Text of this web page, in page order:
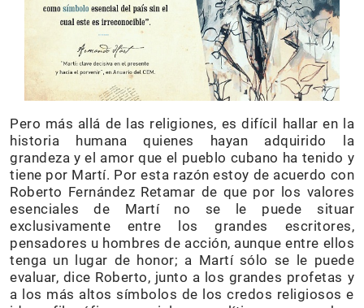
Pero más allá de las religiones, es difícil hallar en la
historia humana quienes hayan adquirido la
grandeza y el amor que el pueblo cubano ha tenido y
tiene por Martí. Por esta razón estoy de acuerdo con
Roberto Fernández Retamar de que por los valores
esenciales de Martí no se le puede situar
exclusivamente entre los grandes escritores,
pensadores u hombres de acción, aunque entre ellos
tenga un lugar de honor; a Martí sólo se le puede
evaluar, dice Roberto, junto a los grandes profetas y
a los más altos símbolos de los credos religiosos e